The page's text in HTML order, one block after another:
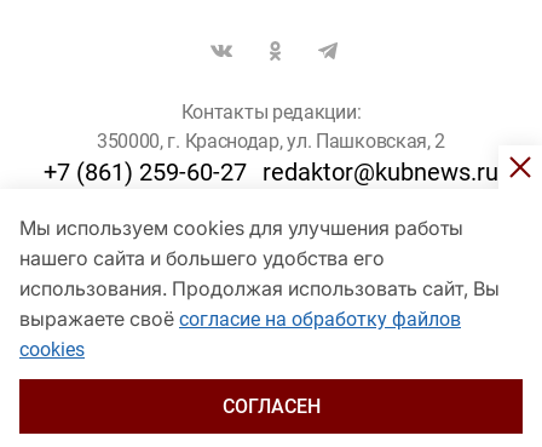
Мы используем cookies для улучшения работы
нашего сайта и большего удобства его
использования. Продолжая использовать сайт, Вы
выражаете своё согласие на обработку файлов
cookies
СОГЛАСЕН
Контакты редакции:
350000, г. Краснодар, ул. Пашковская, 2
+7 (861) 259-60-27 redaktor@kubnews.ru
Для пользователей старше 16 лет
© Кубанские Новости, 2017
Сетевое издание «kubnews» зарегистрировано Федеральной
службой по надзору в сфере связи, информационных технологий
и массовых коммуникаций (Роскомнадзор). Регистрационный
Пашковская, 2). Главный редактор – Филиппов О. Ю.